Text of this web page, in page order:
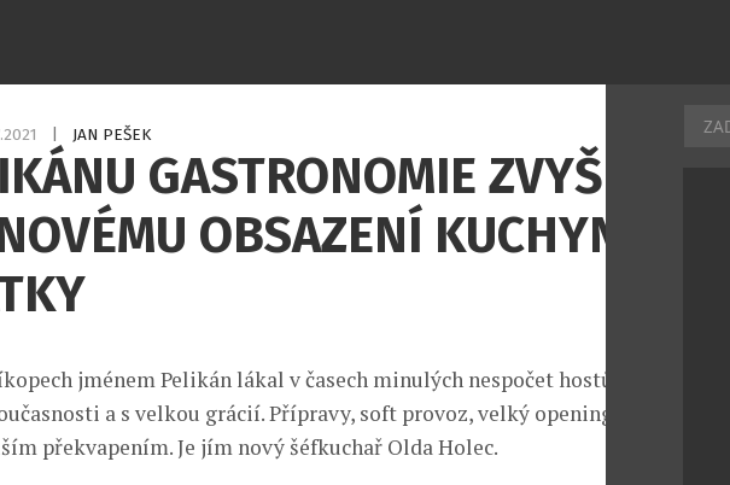
JAN PEŠEK
GASTRONOMIE ZVYŠUJE
OBSAZENÍ KUCHYNĚ
jménem Pelikán lákal v časech minulých nespočet hostů. Nyní
a s velkou grácií. Přípravy, soft provoz, velký opening a nyní
překvapením. Je jím nový šéfkuchař Olda Holec.